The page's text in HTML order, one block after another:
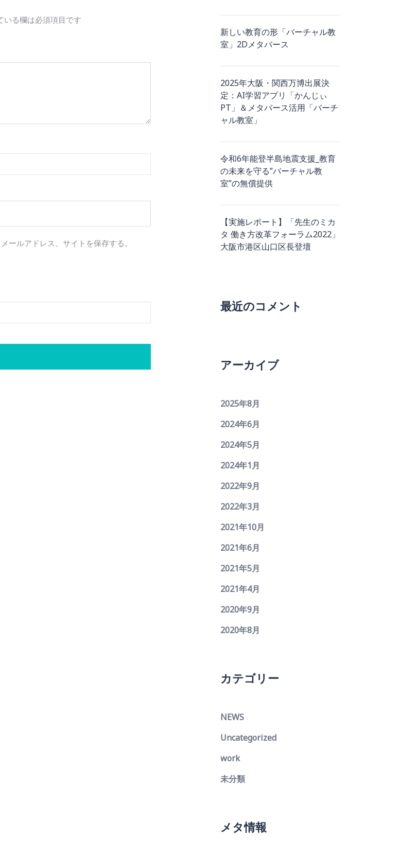
いる欄は必須項目です
ールアドレス、サイトを保存する。
新しい教育の形「バーチャル教
室」2Dメタバース
2025年大阪・関西万博出展決
定：AI学習アプリ「かんじぃ
PT」＆メタバース活用「バーチ
ャル教室」
令和6年能登半島地震支援_教育
の未来を守る”バーチャル教
室”の無償提供
【実施レポート】「先生のミカ
タ 働き方改革フォーラム2022」
大阪市港区山口区長登壇
最近のコメント
アーカイブ
2025年8月
2024年6月
2024年5月
2024年1月
2022年9月
2022年3月
2021年10月
2021年6月
2021年5月
2021年4月
2020年9月
2020年8月
カテゴリー
NEWS
Uncategorized
work
未分類
メタ情報